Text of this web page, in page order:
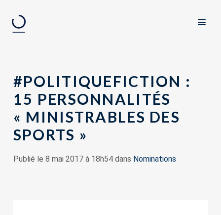
#POLITIQUEFICTION :
15 PERSONNALITÉS
« MINISTRABLES DES
SPORTS »
Publié le 8 mai 2017 à 18h54 dans Nominations